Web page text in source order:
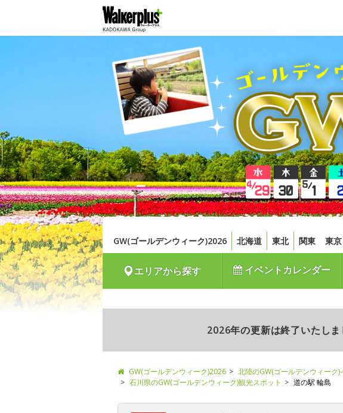
GW(ゴールデンウィーク)2026 北海道 東北 関東 東京
エリアから探す イベントカレンダー
2026年の更新は終了いたし
GW(ゴールデンウィーク)2026 北陸のGW(ゴールデンウィーク
石川県のGW(ゴールデンウィーク)観光スポット
道の駅 輪島